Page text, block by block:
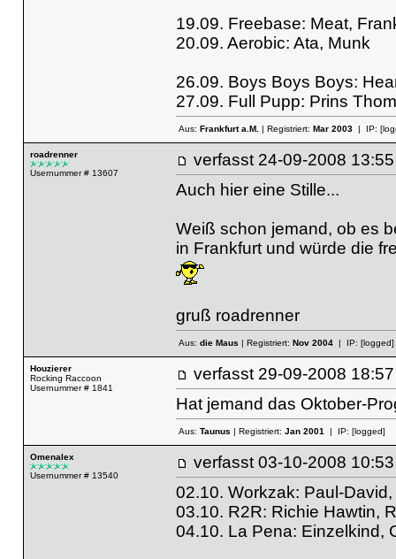
19.09. Freebase: Meat,
20.09. Aerobic: Ata, Munk
26.09. Boys Boys Boys:
27.09. Full Pupp: Prins
Aus: Frankfurt a.M.| Registriert: Mar 2003| IP:
roadrenner
Usernummer # 13607
verfasst 24-09-2008
Auch hier eine Stille...
Weiß schon jemand, ob es
in Frankfurt und würde die
gruß roadrenner
Aus: die Maus | Registriert: Nov 2004| IP: [logged]
Houzierer
Rocking Raccoon
Usernummer # 1841
verfasst 29-09-2008
Hat jemand das Oktober-
Aus: Taunus | Registriert: Jan 2001| IP: [logged]
Omenalex
Usernummer # 13540
verfasst 03-10-2008
02.10. Workzak: Paul-
03.10. R2R: Richie Hawtin,
04.10. La Pena: Einzelkind,